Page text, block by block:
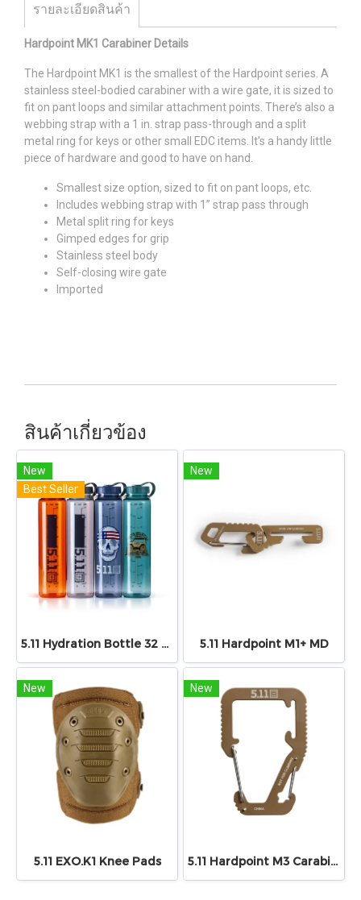
รายละเอียดสินค้า
Hardpoint MK1 Carabiner Details
The Hardpoint MK1 is the smallest of the Hardpoint series. A
stainless steel-bodied carabiner with a wire gate, it is sized to
fit on pant loops and similar attachment points. There’s also a
webbing strap with a 1 in. strap pass-through and a split
metal ring for keys or other small EDC items. It’s a handy little
piece of hardware and good to have on hand.
Smallest size option, sized to fit on pant loops, etc.
Includes webbing strap with 1” strap pass through
Metal split ring for keys
Gimped edges for grip
Stainless steel body
Self-closing wire gate
Imported
สินค้าเกี่ยวข้อง
New
Best Seller
5.11 Hydration Bottle 32 Oz
New
5.11 Hardpoint M1+ MD
New
5.11 EXO.K1 Knee Pads
New
5.11 Hardpoint M3 Carabiner